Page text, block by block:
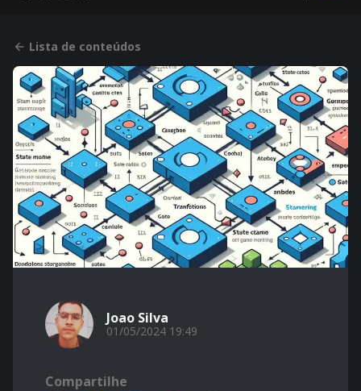
Lista de conteúdos
Joao Silva
01/05/2024 19:49
Compartilhe